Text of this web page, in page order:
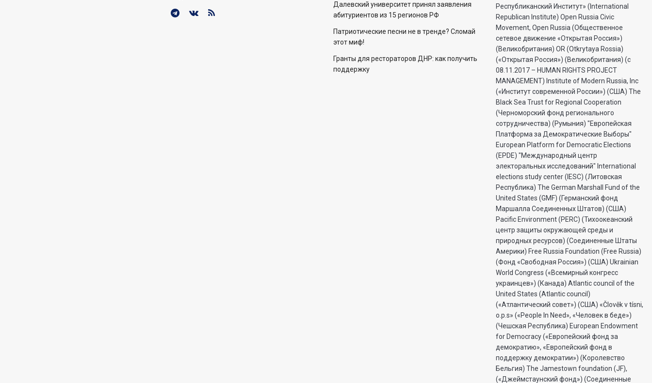
Далевский университет принял заявления
абитуриентов из 15 регионов РФ
Патриотические песни не в тренде? Сломай
этот миф!
Гранты для рестораторов ДНР: как получить
поддержку
Республиканский Институт» (International
Republican Institute) Open Russia Civic
Movement, Open Russia (Общественное
сетевое движение «Открытая Россия»)
(Великобритания) OR (Otkrytaya Rossia)
(«Открытая Россия») (Великобритания) (с
08.11.2017 – HUMAN RIGHTS PROJECT
MANAGEMENT) Institute of Modern Russia, Inc
(«Институт современной России») (США) The
Black Sea Trust for Regional Cooperation
(Черноморский фонд регионального
сотрудничества) (Румыния) "Европейская
Платформа за Демократические Выборы"
European Platform for Democratic Elections
(EPDE) "Международный центр
электоральных исследований" International
elections study center (IESC) (Литовская
Республика) The German Marshall Fund of the
United States (GMF) (Германский фонд
Маршалла Соединенных Штатов) (США)
Pacific Environment (PERC) (Тихоокеанский
центр защиты окружающей среды и
природных ресурсов) (Соединенные Штаты
Америки) Free Russia Foundation (Free Russia)
(Фонд «Свободная Россия») (США) Ukrainian
World Congress («Всемирный конгресс
украинцев») (Канада) Atlantic council of the
United States (Atlantic council)
(«Атлантический совет») (США) «Člověk v tísni,
o.p.s» («People In Need», «Человек в беде»)
(Чешская Республика) European Endowment
for Democracy («Европейский фонд за
демократию», «Европейский фонд в
поддержку демократии») (Королевство
Бельгия) The Jamestown foundation (JF),
(«Джеймстаунский фонд») (Соединенные